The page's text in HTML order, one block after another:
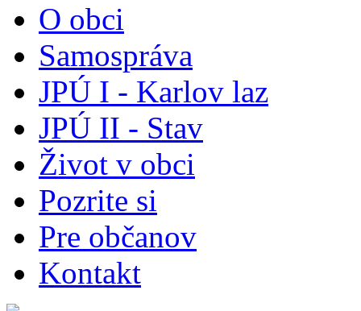
O obci
Samospráva
JPÚ I - Karlov laz
JPÚ II - Stav
Život v obci
Pozrite si
Pre občanov
Kontakt